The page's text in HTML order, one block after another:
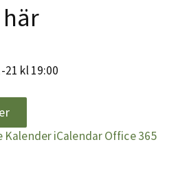
kl 19:00
KalenderiCalendarOffice 365